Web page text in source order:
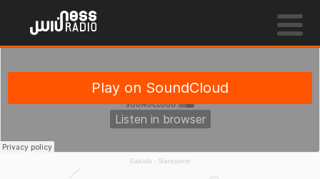
INDIAN FLUTE
NESS LIVE !
Sakala · Sarayane